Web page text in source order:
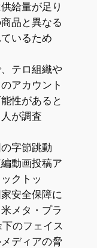
給量が足り
品と異なる
いるため
テロ組織や
アカウント
性があると
が調査
字節跳動
動画投稿ア
クトッ
安全保障に
メタ・プラ
のフェイス
ディアの脅